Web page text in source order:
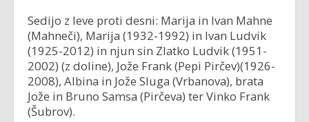
Sedijo z leve proti desni: Marija in Ivan Mahne
(Mahneči), Marija (1932-1992) in Ivan Ludvik
(1925-2012) in njun sin Zlatko Ludvik (1951-
2002) (z doline), Jože Frank (Pepi Pirčev)(1926-
2008), Albina in Jože Sluga (Vrbanova), brata
Jože in Bruno Samsa (Pirčeva) ter Vinko Frank
(Šubrov).